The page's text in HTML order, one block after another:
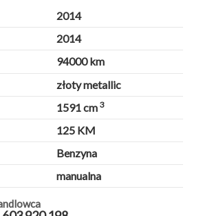
2014
2014
94000 km
złoty metallic
1591 cm 3
125 KM
Benzyna
manualna